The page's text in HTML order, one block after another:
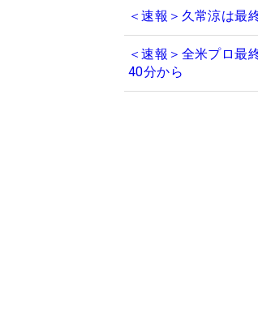
＜速報＞久常涼は最
＜速報＞全米プロ最
40分から